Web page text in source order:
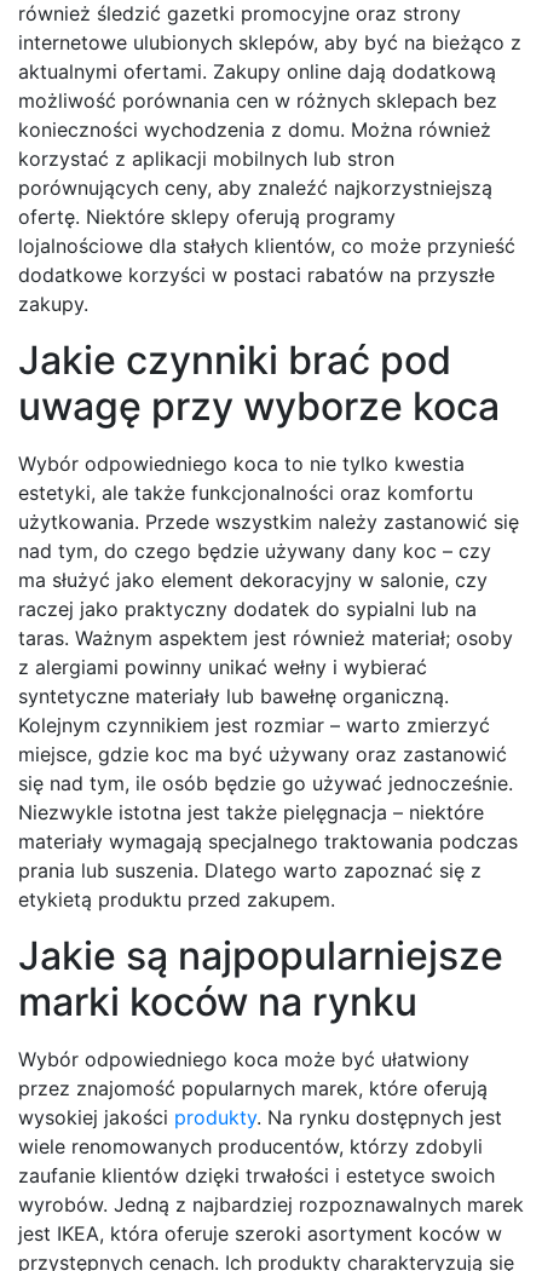
również śledzić gazetki promocyjne oraz strony
internetowe ulubionych sklepów, aby być na bieżąco z
aktualnymi ofertami. Zakupy online dają dodatkową
możliwość porównania cen w różnych sklepach bez
konieczności wychodzenia z domu. Można również
korzystać z aplikacji mobilnych lub stron
porównujących ceny, aby znaleźć najkorzystniejszą
ofertę. Niektóre sklepy oferują programy
lojalnościowe dla stałych klientów, co może przynieść
dodatkowe korzyści w postaci rabatów na przyszłe
zakupy.
Jakie czynniki brać pod
uwagę przy wyborze koca
Wybór odpowiedniego koca to nie tylko kwestia
estetyki, ale także funkcjonalności oraz komfortu
użytkowania. Przede wszystkim należy zastanowić się
nad tym, do czego będzie używany dany koc – czy
ma służyć jako element dekoracyjny w salonie, czy
raczej jako praktyczny dodatek do sypialni lub na
taras. Ważnym aspektem jest również materiał; osoby
z alergiami powinny unikać wełny i wybierać
syntetyczne materiały lub bawełnę organiczną.
Kolejnym czynnikiem jest rozmiar – warto zmierzyć
miejsce, gdzie koc ma być używany oraz zastanowić
się nad tym, ile osób będzie go używać jednocześnie.
Niezwykle istotna jest także pielęgnacja – niektóre
materiały wymagają specjalnego traktowania podczas
prania lub suszenia. Dlatego warto zapoznać się z
etykietą produktu przed zakupem.
Jakie są najpopularniejsze
marki koców na rynku
Wybór odpowiedniego koca może być ułatwiony
przez znajomość popularnych marek, które oferują
wysokiej jakości produkty. Na rynku dostępnych jest
wiele renomowanych producentów, którzy zdobyli
zaufanie klientów dzięki trwałości i estetyce swoich
wyrobów. Jedną z najbardziej rozpoznawalnych marek
jest IKEA, która oferuje szeroki asortyment koców w
przystępnych cenach. Ich produkty charakteryzują się